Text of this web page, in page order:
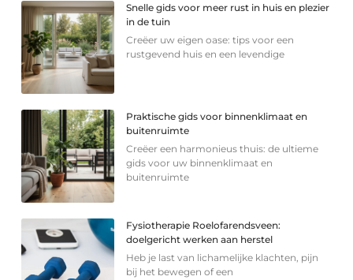
Snelle gids voor meer rust in huis en plezier
in de tuin
Creëer uw eigen oase: tips voor een
rustgevend huis en een levendige
Praktische gids voor binnenklimaat en
buitenruimte
Creëer een harmonieus thuis: de ultieme
gids voor uw binnenklimaat en
buitenruimte
Fysiotherapie Roelofarendsveen:
doelgericht werken aan herstel
Heb je last van lichamelijke klachten, pijn
bij het bewegen of een